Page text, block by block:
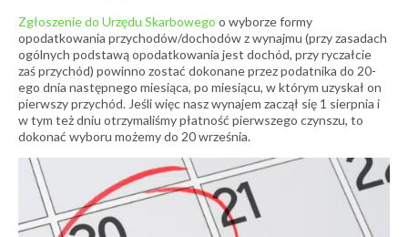
Zgłoszenie do Urzędu Skarbowego o wyborze formy
opodatkowania przychodów/dochodów z wynajmu (przy zasadach
ogólnych podstawą opodatkowania jest dochód, przy ryczałcie
zaś przychód) powinno zostać dokonane przez podatnika do 20-
ego dnia następnego miesiąca, po miesiącu, w którym uzyskał on
pierwszy przychód. Jeśli więc nasz wynajem zaczął się 1 sierpnia i
w tym też dniu otrzymaliśmy płatność pierwszego czynszu, to
dokonać wyboru możemy do 20 września.